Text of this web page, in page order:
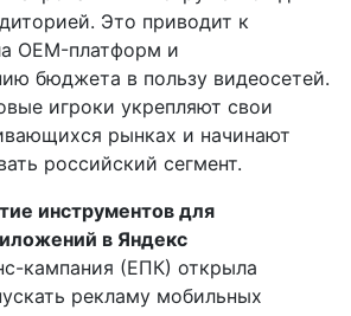
Это приводит к
OEM-платформ и
бюджета в пользу видеосетей.
игроки укрепляют свои
рынках и начинают
российский сегмент.
инструментов для
в Яндекс
кампания (ЕПК) открыла
рекламу мобильных